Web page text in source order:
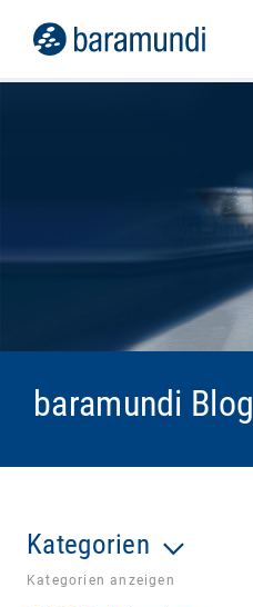
baramundi Blog
Kategorien
Kategorien anzeigen